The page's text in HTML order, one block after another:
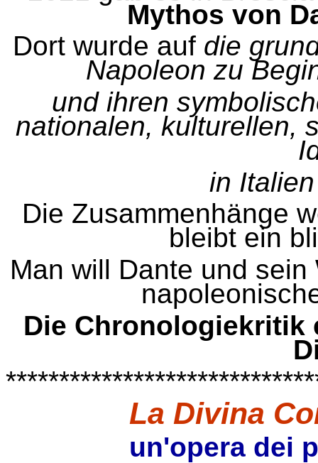
Mythos von
Dort wurde auf die
Napoleon zu
und ihren
nationalen, kulturellen,
in
Die Zusammenhänge
bleibt ein
Man will Dante und
Die
La Divina
un'opera dei